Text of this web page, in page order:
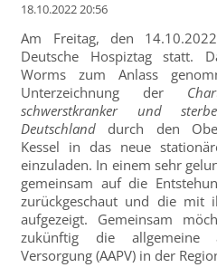
18.10.2022 20:56
Am Freitag, den
Deutsche Hospiztag statt.
Worms zum Anlass
Unterzeichnung der
schwerstkranker und
Deutschland durch den
Kessel in das neue
einzuladen. In einem sehr
gemeinsam auf die
zurückgeschaut und die mit
aufgezeigt. Gemeinsam
zukünftig die allgemeine
Versorgung (AAPV) in der